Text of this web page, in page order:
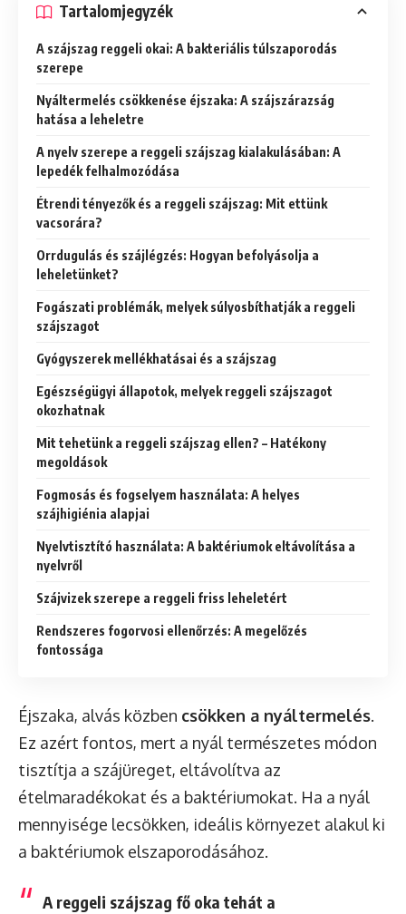
Tartalomjegyzék
A szájszag reggeli okai: A bakteriális túlszaporodás
szerepe
Nyáltermelés csökkenése éjszaka: A szájszárazság
hatása a leheletre
A nyelv szerepe a reggeli szájszag kialakulásában: A
lepedék felhalmozódása
Étrendi tényezők és a reggeli szájszag: Mit ettünk
vacsorára?
Orrdugulás és szájlégzés: Hogyan befolyásolja a
leheletünket?
Fogászati problémák, melyek súlyosbíthatják a reggeli
szájszagot
Gyógyszerek mellékhatásai és a szájszag
Egészségügyi állapotok, melyek reggeli szájszagot
okozhatnak
Mit tehetünk a reggeli szájszag ellen? – Hatékony
megoldások
Fogmosás és fogselyem használata: A helyes
szájhigiénia alapjai
Nyelvtisztító használata: A baktériumok eltávolítása a
nyelvről
Szájvizek szerepe a reggeli friss leheletért
Rendszeres fogorvosi ellenőrzés: A megelőzés
fontossága
Éjszaka, alvás közben csökken a nyáltermelés.
Ez azért fontos, mert a nyál természetes módon
tisztítja a szájüreget, eltávolítva az
ételmaradékokat és a baktériumokat. Ha a nyál
mennyisége lecsökken, ideális környezet alakul ki
a baktériumok elszaporodásához.
A reggeli szájszag fő oka tehát a